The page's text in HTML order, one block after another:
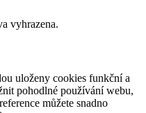
vyhrazena.
uloženy cookies funkční a
pohodlné používání webu,
můžete snadno